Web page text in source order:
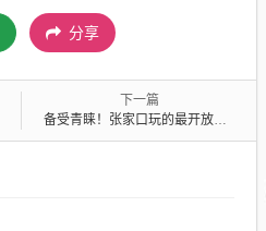
分享
下一篇
备受青睐！张家口玩的最开放的夜总会-蓝爵ktv消费价格点评